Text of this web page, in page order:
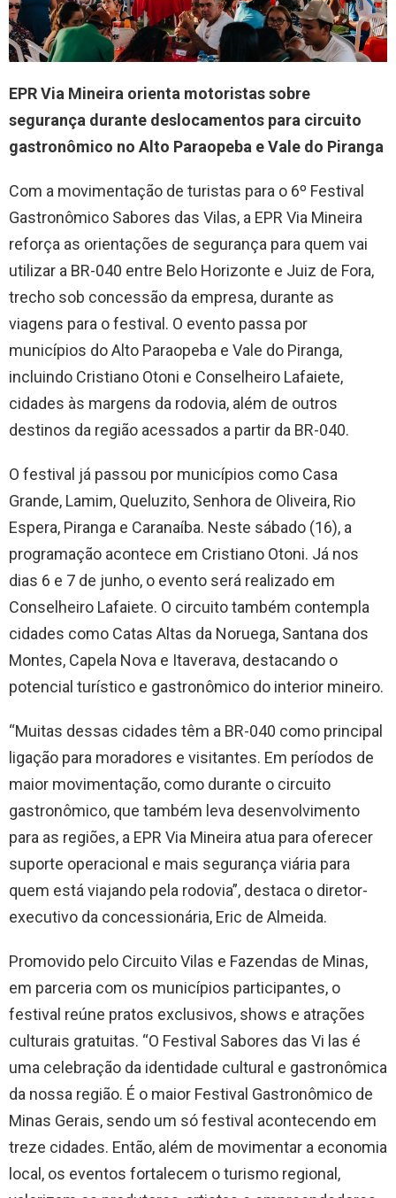
EPR Via Mineira orienta motoristas sobre
segurança durante deslocamentos para circuito
gastronômico no Alto Paraopeba e Vale do Piranga
Com a movimentação de turistas para o 6º Festival
Gastronômico Sabores das Vilas, a EPR Via Mineira
reforça as orientações de segurança para quem vai
utilizar a BR-040 entre Belo Horizonte e Juiz de Fora,
trecho sob concessão da empresa, durante as
viagens para o festival. O evento passa por
municípios do Alto Paraopeba e Vale do Piranga,
incluindo Cristiano Otoni e Conselheiro Lafaiete,
cidades às margens da rodovia, além de outros
destinos da região acessados a partir da BR-040.
O festival já passou por municípios como Casa
Grande, Lamim, Queluzito, Senhora de Oliveira, Rio
Espera, Piranga e Caranaíba. Neste sábado (16), a
programação acontece em Cristiano Otoni. Já nos
dias 6 e 7 de junho, o evento será realizado em
Conselheiro Lafaiete. O circuito também contempla
cidades como Catas Altas da Noruega, Santana dos
Montes, Capela Nova e Itaverava, destacando o
potencial turístico e gastronômico do interior mineiro.
“Muitas dessas cidades têm a BR-040 como principal
ligação para moradores e visitantes. Em períodos de
maior movimentação, como durante o circuito
gastronômico, que também leva desenvolvimento
para as regiões, a EPR Via Mineira atua para oferecer
suporte operacional e mais segurança viária para
quem está viajando pela rodovia”, destaca o diretor-
executivo da concessionária, Eric de Almeida.
Promovido pelo Circuito Vilas e Fazendas de Minas,
em parceria com os municípios participantes, o
festival reúne pratos exclusivos, shows e atrações
culturais gratuitas. “O Festival Sabores das Vi las é
uma celebração da identidade cultural e gastronômica
da nossa região. É o maior Festival Gastronômico de
Minas Gerais, sendo um só festival acontecendo em
treze cidades. Então, além de movimentar a economia
local, os eventos fortalecem o turismo regional,